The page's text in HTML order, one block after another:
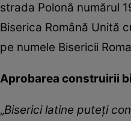
strada Polonă numărul
Biserica Română Unită
pe numele Bisericii
Aprobarea construirii
„Biserici latine puteți